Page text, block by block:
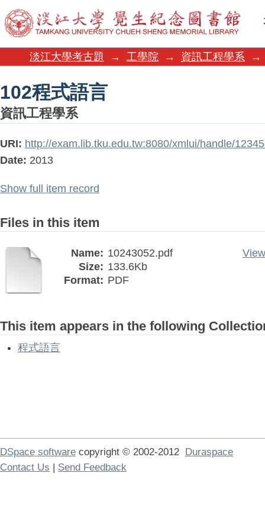
102程式語言
淡江大學考古題 → 工學院 → 資訊工程學系 →
102程式語言
資訊工程學系
URI: http://exam.lib.tku.edu.tw:8080/xmlui/handle/
Date: 2013
Show full item record
Files in this item
Name: 10243052.pdf
Size: 133.6Kb
Format: PDF
This item appears in the following
程式語言
DSpace software copyright © 2002-2012 Duraspace
Contact Us | Send Feedback